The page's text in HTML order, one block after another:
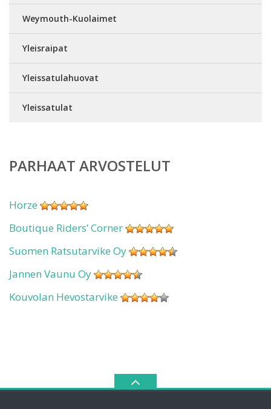
Weymouth-Kuolaimet
Yleisraipat
Yleissatulahuovat
Yleissatulat
PARHAAT ARVOSTELUT
Horze
Boutique Riders’ Corner
Suomen Ratsutarvike Oy
Jannen Vaunu Oy
Kouvolan Hevostarvike